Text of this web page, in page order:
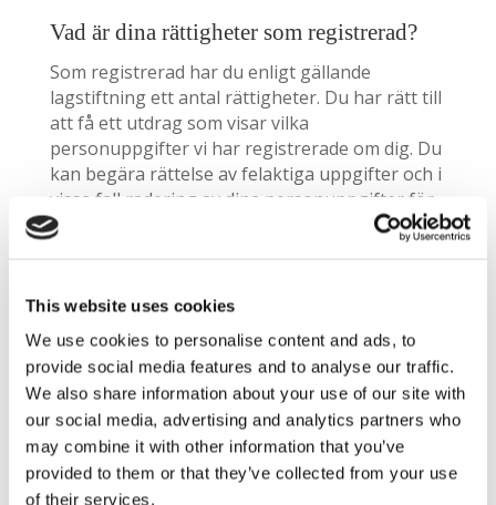
This website uses cookies
We use cookies to personalise content and ads, to
provide social media features and to analyse our traffic.
We also share information about your use of our site with
our social media, advertising and analytics partners who
may combine it with other information that you’ve
provided to them or that they’ve collected from your use
of their services.
Vad är dina rättigheter som registrerad?
Som registrerad har du enligt gällande
lagstiftning ett antal rättigheter. Du har rätt till
att få ett utdrag som visar vilka
personuppgifter vi har registrerade om dig. Du
kan begära rättelse av felaktiga uppgifter och i
vissa fall radering av dina personuppgifter för
de fall att denna data inte längre är nödvändig
för det syfte den blev insamlad för. Tänkt dock
som hindrar en direkt radering, t.ex. krav i
bokförings- och skattelagstiftning.
Vill du framföra synpunkter eller klagomål till
en tillsynsmyndighet eller undrar något annat
om dina rättigheter kring personuppgifter som
behandlas av oss ska du vända dig till
datainspektionen som är utsedd
tillsynsmyndighet och därmed ansvarig för att